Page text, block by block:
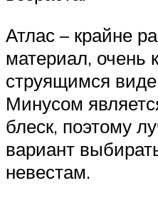
Атлас – крайне
материал, очень
струящимся
Минусом
блеск, поэтому
вариант
невестам.